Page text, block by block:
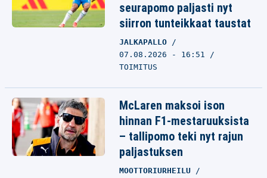
seurapomo paljasti nyt
siirron tunteikkaat taustat
JALKAPALLO
07.08.2026 - 16:51
TOIMITUS
McLaren maksoi ison
hinnan F1-mestaruuksista
– tallipomo teki nyt rajun
paljastuksen
MOOTTORIURHEILU